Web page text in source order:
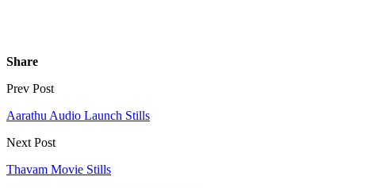
Share
Prev Post
Aarathu Audio Launch Stills
Next Post
Thavam Movie Stills